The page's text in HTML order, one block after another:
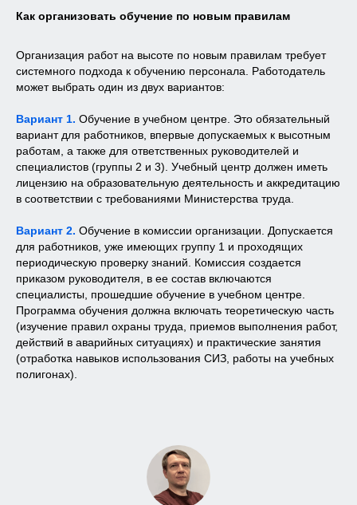
Как организовать обучение по новым правилам
Организация работ на высоте по новым правилам требует
системного подхода к обучению персонала. Работодатель
может выбрать один из двух вариантов:
Вариант 1. Обучение в учебном центре. Это обязательный
вариант для работников, впервые допускаемых к высотным
работам, а также для ответственных руководителей и
специалистов (группы 2 и 3). Учебный центр должен иметь
лицензию на образовательную деятельность и аккредитацию
в соответствии с требованиями Министерства труда.
Вариант 2. Обучение в комиссии организации. Допускается
для работников, уже имеющих группу 1 и проходящих
периодическую проверку знаний. Комиссия создается
приказом руководителя, в ее состав включаются
специалисты, прошедшие обучение в учебном центре.
Программа обучения должна включать теоретическую часть
(изучение правил охраны труда, приемов выполнения работ,
действий в аварийных ситуациях) и практические занятия
(отработка навыков использования СИЗ, работы на учебных
полигонах).
по программам Повышения
удостоверение о повышении
квалификации, а такжевыписку
из протоколао проверке знаний
по программе повышения
проверки знаний